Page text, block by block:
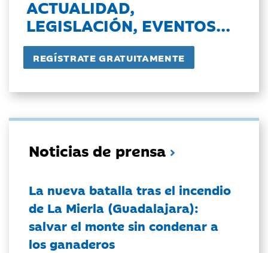
ACTUALIDAD,
LEGISLACIÓN, EVENTOS...
Noticias de prensa
La nueva batalla tras el incendio
de La Mierla (Guadalajara):
salvar el monte sin condenar a
los ganaderos